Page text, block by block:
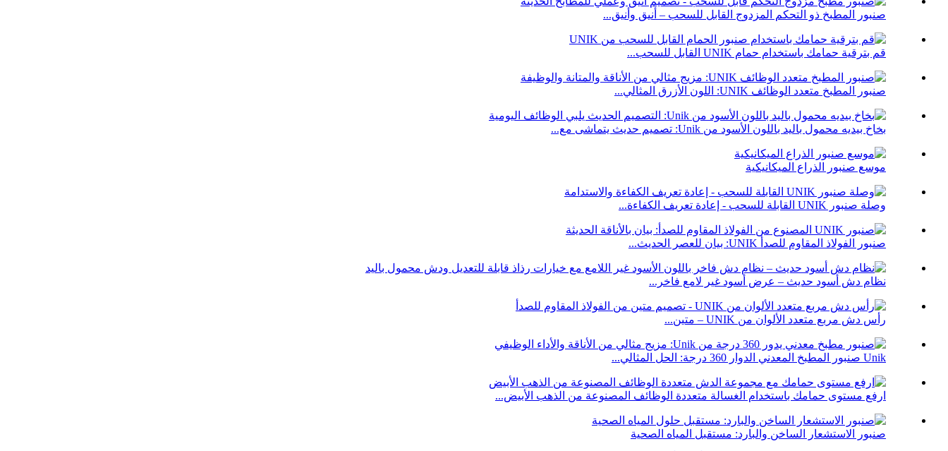
صنبور المطبخ ذو التحكم المزدوج القابل للسحب – أنيق وأنيق...
قم بترقية حمامك باستخدام حمام UNIK القابل للسحب...
صنبور المطبخ متعدد الوظائف UNIK: اللون الأزرق المثالي...
بخاخ بيديه محمول باليد باللون الأسود من Unik: تصميم حديث يتماشى مع...
موسع صنبور الذراع الميكانيكية
وصلة صنبور UNIK القابلة للسحب - إعادة تعريف الكفاءة...
صنبور الفولاذ المقاوم للصدأ UNIK: بيان للعصر الحديث...
نظام دش أسود حديث – عرض أسود غير لامع فاخر...
رأس دش مربع متعدد الألوان من UNIK – متين...
Unik صنبور المطبخ المعدني الدوار 360 درجة: الحل المثالي...
ارفع مستوى حمامك باستخدام الغسالة متعددة الوظائف المصنوعة من الذهب الأبيض...
صنبور الاستشعار الساخن والبارد: مستقبل المياه الصحية